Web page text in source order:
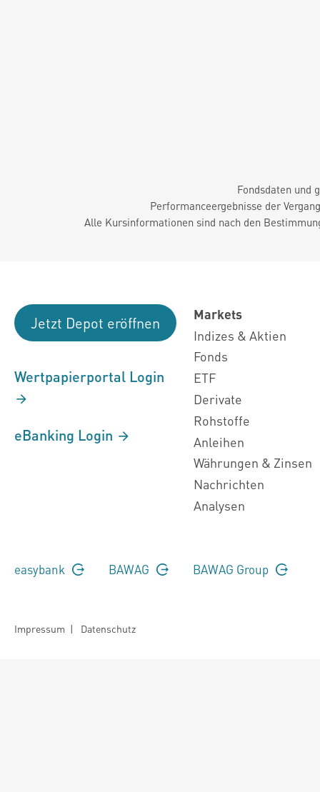
Fondsdaten und
Performanceergebnisse der
Alle Kursinformationen sind nach den
Jetzt Depot eröffnen
Wertpapierportal Login
eBanking Login
Markets
Indizes & Aktien
Fonds
ETF
Derivate
Rohstoffe
Anleihen
Währungen & Zinsen
Nachrichten
Analysen
easybank BAWAG BAWAG Group
Impressum | Datenschutz